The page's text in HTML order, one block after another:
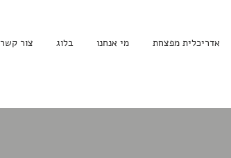
אדריכלית מפצחת מי אנחנו בלוג צור קשר